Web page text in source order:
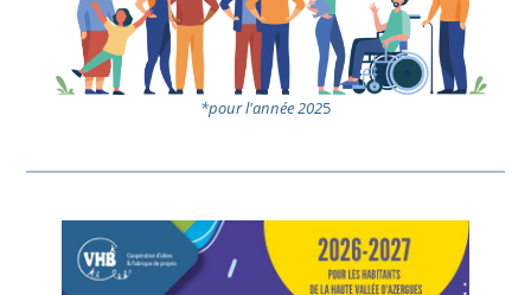
*pour l'année 2025